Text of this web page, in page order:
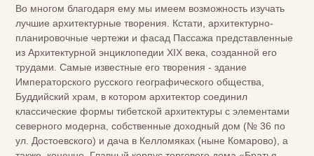
Во многом благодаря ему мы имеем возможность изучать
лучшие архитектурные творения. Кстати, архитектурно-
планировочные чертежи и фасад Пассажа представленные
из Архитектурной энциклопедии XIX века, созданной его
трудами. Самые известные его творения - здание
Императорского русского географического общества,
Буддийский храм, в котором архитектор соединил
классические формы тибетской архитектуры с элементами
северного модерна, собственные доходный дом (№ 36 по
ул. Достоевского) и дача в Келломяках (ныне Комарово), а